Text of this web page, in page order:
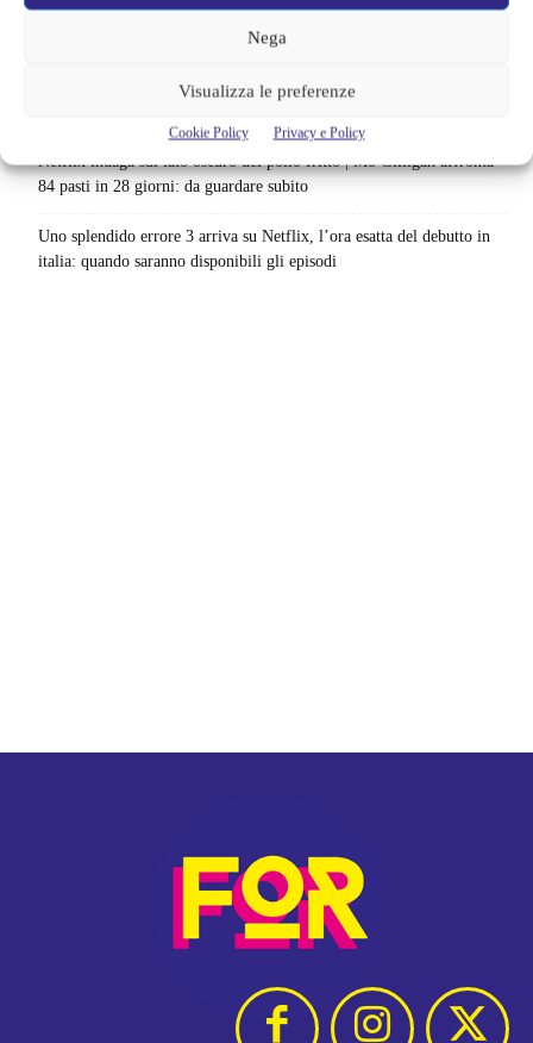
Nega
Visualizza le preferenze
Cookie Policy Privacy e Policy
Sony ferma i film sui personaggi di Spider-Man, nessun nuovo
progetto è in sviluppo: cosa resta dell’esperimento
Netflix saluta 16 titoli ad agosto 2026 | 3 serie e 13 film lasciano il
Netflix indaga sul lato oscuro del pollo fritto | Mo Gilligan affronta
84 pasti in 28 giorni: da guardare subito
Uno splendido errore 3 arriva su Netflix, l’ora esatta del debutto in
italia: quando saranno disponibili gli episodi